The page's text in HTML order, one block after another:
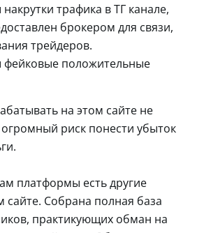
трафика в ТГ канале,
брокером для связи,
трейдеров.
положительные
на этом сайте не
огромный риск понести убыток
платформы есть другие
сайте. Собрана полная база
практикующих обман на